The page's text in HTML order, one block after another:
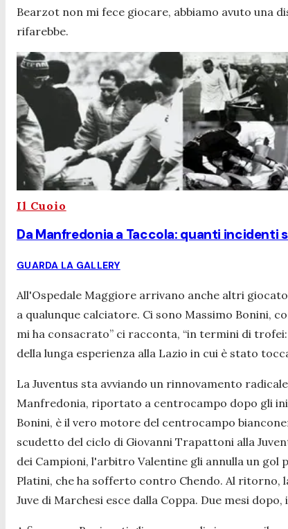
Bearzot non mi fece giocare, abbiamo avuto una
rifarebbe.
Il Cuoio
Da Manfredonia a Taccola: quanti incidenti
GUARDA LA GALLERY
All'Ospedale Maggiore arrivano anche altri
a qualunque calciatore. Ci sono Massimo Bonini,
mi ha consacrato” ci racconta, “in termini di
della lunga esperienza alla Lazio in cui è stato
La Juventus sta avviando un rinnovamento
Manfredonia, riportato a centrocampo dopo gli
Bonini, è il vero motore del centrocampo
scudetto del ciclo di Giovanni Trapattoni alla
dei Campioni, l'arbitro Valentine gli annulla un gol
Platini, che ha sofferto contro Chendo. Al ritorno,
Juve di Marchesi esce dalla Coppa. Due mesi